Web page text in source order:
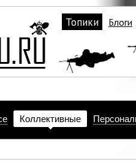
Топики Блоги
Коллективные